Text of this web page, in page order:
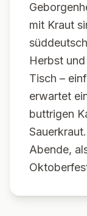
mit Kraut
Herbst
Tisch –
erwartet
buttrigen
Abende,